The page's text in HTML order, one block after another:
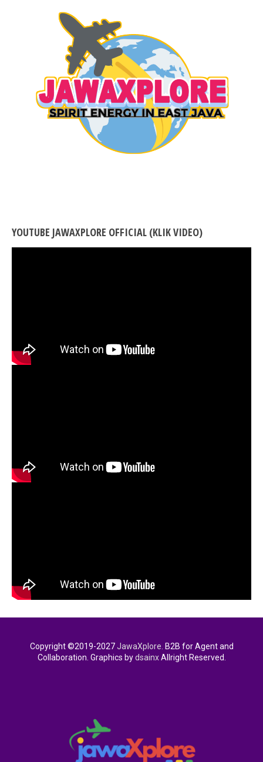
YOUTUBE JAWAXPLORE OFFICIAL (KLIK VIDEO)
Copyright ©2019-2027JawaXplore. B2B for Agent and
Collaboration. Graphics bydsainxAllright Reserved.